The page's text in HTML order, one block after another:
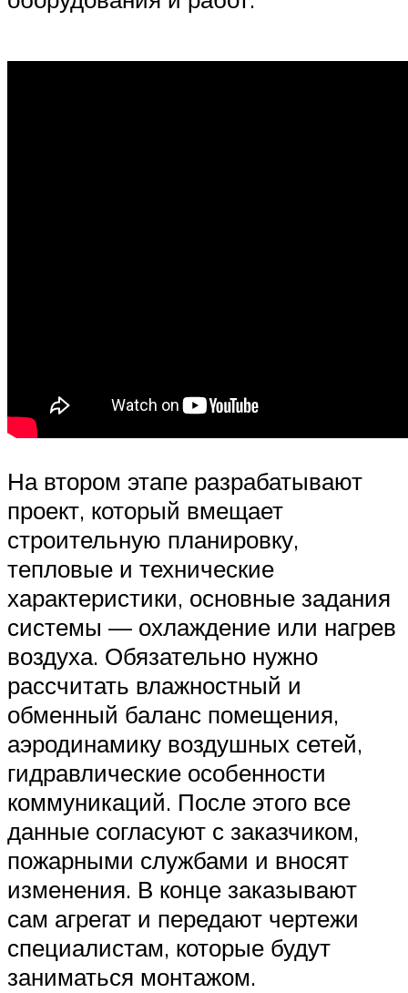
На втором этапе разрабатывают
проект, который вмещает
строительную планировку,
тепловые и технические
характеристики, основные задания
системы — охлаждение или нагрев
воздуха. Обязательно нужно
рассчитать влажностный и
обменный баланс помещения,
аэродинамику воздушных сетей,
гидравлические особенности
коммуникаций. После этого все
данные согласуют с заказчиком,
пожарными службами и вносят
изменения. В конце заказывают
сам агрегат и передают чертежи
специалистам, которые будут
заниматься монтажом.